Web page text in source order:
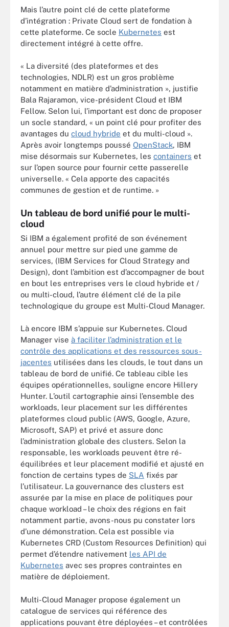
Mais l’autre point clé de cette plateforme
d’intégration : Private Cloud sert de fondation à
cette plateforme. Ce socle Kubernetes est
directement intégré à cette offre.
« La diversité (des plateformes et des
technologies, NDLR) est un gros problème
notamment en matière d’administration », justifie
Bala Rajaramon, vice-président Cloud et IBM
Fellow. Selon lui, l’important est donc de proposer
un socle standard, « un point clé pour profiter des
avantages du cloud hybride et du multi-cloud ».
Après avoir longtemps poussé OpenStack, IBM
mise désormais sur Kubernetes, les containers et
sur l’open source pour fournir cette passerelle
universelle. « Cela apporte des capacités
communes de gestion et de runtime. »
Un tableau de bord unifié pour le multi-
cloud
Si IBM a également profité de son événement
annuel pour mettre sur pied une gamme de
services, (IBM Services for Cloud Strategy and
Design), dont l’ambition est d’accompagner de bout
en bout les entreprises vers le cloud hybride et /
ou multi-cloud, l’autre élément clé de la pile
technologique du groupe est Multi-Cloud Manager.
Là encore IBM s’appuie sur Kubernetes. Cloud
Manager vise à faciliter l’administration et le
contrôle des applications et des ressources sous-
jacentes utilisées dans les clouds, le tout dans un
tableau de bord de unifié. Ce tableau cible les
équipes opérationnelles, souligne encore Hillery
Hunter. L’outil cartographie ainsi l’ensemble des
workloads, leur placement sur les différentes
plateformes cloud public (AWS, Google, Azure,
Microsoft, SAP) et privé et assure donc
l’administration globale des clusters. Selon la
responsable, les workloads peuvent être ré-
équilibrées et leur placement modifié et ajusté en
fonction de certains types de SLA fixés par
l’utilisateur. La gouvernance des clusters est
assurée par la mise en place de politiques pour
chaque workload – le choix des régions en fait
notamment partie, avons-nous pu constater lors
d’une démonstration. Cela est possible via
Kubernetes CRD (Custom Resources Definition) qui
permet d’étendre nativement les API de
Kubernetes avec ses propres contraintes en
matière de déploiement.
Multi-Cloud Manager propose également un
catalogue de services qui référence des
applications pouvant être déployées – et contrôlées